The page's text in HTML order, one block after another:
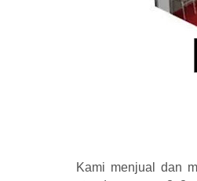
Kami menjual dan